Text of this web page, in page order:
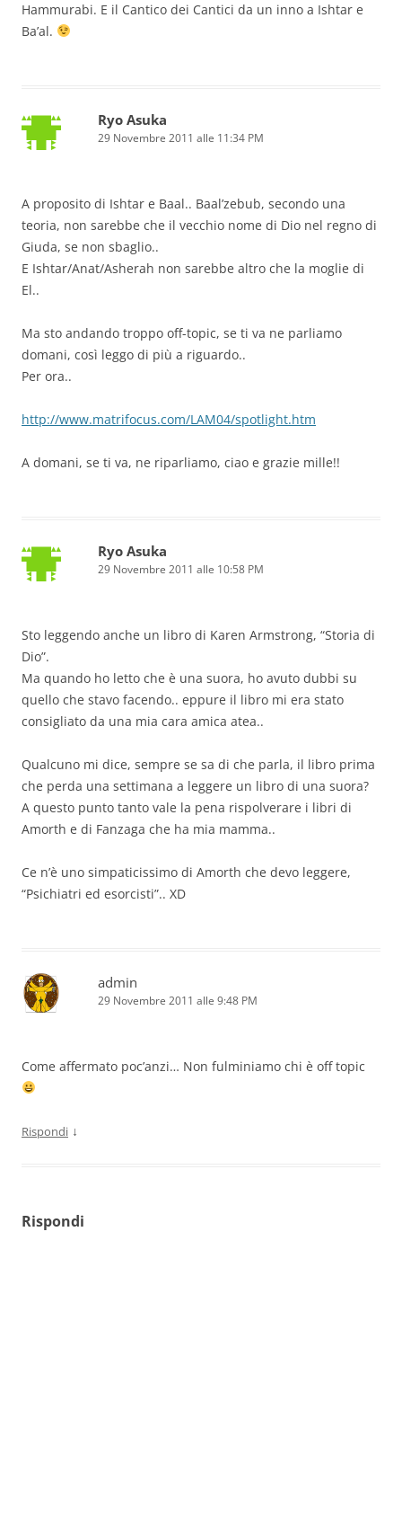
Hammurabi. E il Cantico dei Cantici da un inno a Ishtar e
Ba’al.
Ryo Asuka
29 Novembre 2011 alle 11:34 PM
A proposito di Ishtar e Baal.. Baal’zebub, secondo una
teoria, non sarebbe che il vecchio nome di Dio nel regno di
Giuda, se non sbaglio..
E Ishtar/Anat/Asherah non sarebbe altro che la moglie di
El..
Ma sto andando troppo off-topic, se ti va ne parliamo
domani, così leggo di più a riguardo..
Per ora..
http://www.matrifocus.com/LAM04/spotlight.htm
A domani, se ti va, ne riparliamo, ciao e grazie mille!!
Ryo Asuka
29 Novembre 2011 alle 10:58 PM
Sto leggendo anche un libro di Karen Armstrong, “Storia di
Dio”.
Ma quando ho letto che è una suora, ho avuto dubbi su
quello che stavo facendo.. eppure il libro mi era stato
consigliato da una mia cara amica atea..
Qualcuno mi dice, sempre se sa di che parla, il libro prima
che perda una settimana a leggere un libro di una suora?
A questo punto tanto vale la pena rispolverare i libri di
Amorth e di Fanzaga che ha mia mamma..
Ce n’è uno simpaticissimo di Amorth che devo leggere,
“Psichiatri ed esorcisti”.. XD
admin
29 Novembre 2011 alle 9:48 PM
Come affermato poc’anzi… Non fulminiamo chi è off topic
Rispondi ↓
Rispondi